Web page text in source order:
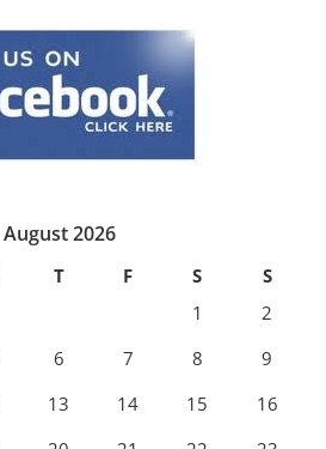
August 2026
T F S
S
1
2
6 7 8
9
13 14 15
16